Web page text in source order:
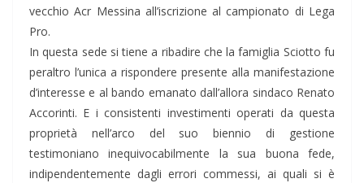
vecchio Acr Messina all’iscrizione al campionato di Lega
Pro.
In questa sede si tiene a ribadire che la famiglia Sciotto fu
peraltro l’unica a rispondere presente alla manifestazione
d’interesse e al bando emanato dall’allora sindaco Renato
Accorinti. E i consistenti investimenti operati da questa
proprietà nell’arco del suo biennio di gestione
testimoniano inequivocabilmente la sua buona fede,
indipendentemente dagli errori commessi, ai quali si è